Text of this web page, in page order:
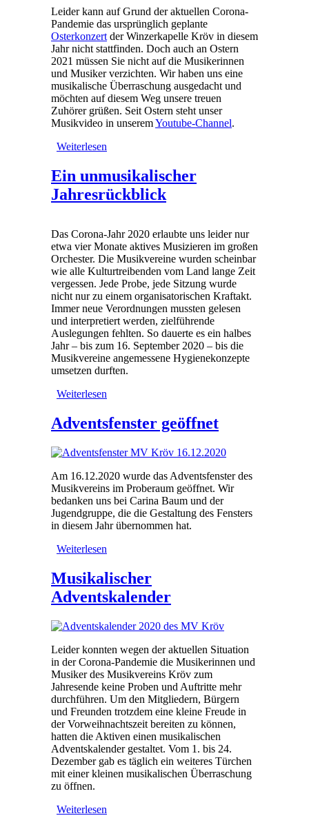
Leider kann auf Grund der aktuellen Corona-
Pandemie das ursprünglich geplante
Osterkonzert der Winzerkapelle Kröv in diesem
Jahr nicht stattfinden. Doch auch an Ostern
2021 müssen Sie nicht auf die Musikerinnen
und Musiker verzichten. Wir haben uns eine
musikalische Überraschung ausgedacht und
möchten auf diesem Weg unsere treuen
Zuhörer grüßen. Seit Ostern steht unser
Musikvideo in unseremYoutube-Channel.
Weiterlesen
Ein unmusikalischer
Jahresrückblick
Das Corona-Jahr 2020 erlaubte uns leider nur
etwa vier Monate aktives Musizieren im großen
Orchester. Die Musikvereine wurden scheinbar
wie alle Kulturtreibenden vom Land lange Zeit
vergessen. Jede Probe, jede Sitzung wurde
nicht nur zu einem organisatorischen Kraftakt.
Immer neue Verordnungen mussten gelesen
und interpretiert werden, zielführende
Auslegungen fehlten. So dauerte es ein halbes
Jahr – bis zum 16. September 2020 – bis die
Musikvereine angemessene Hygienekonzepte
umsetzen durften.
Weiterlesen
Adventsfenster geöffnet
Am 16.12.2020 wurde das Adventsfenster des
Musikvereins im Proberaum geöffnet. Wir
bedanken uns bei Carina Baum und der
Jugendgruppe, die die Gestaltung des Fensters
in diesem Jahr übernommen hat.
Weiterlesen
Musikalischer
Adventskalender
Leider konnten wegen der aktuellen Situation
in der Corona-Pandemie die Musikerinnen und
Musiker des Musikvereins Kröv zum
Jahresende keine Proben und Auftritte mehr
durchführen. Um den Mitgliedern, Bürgern
und Freunden trotzdem eine kleine Freude in
der Vorweihnachtszeit bereiten zu können,
hatten die Aktiven einen musikalischen
Adventskalender gestaltet. Vom 1. bis 24.
Dezember gab es täglich ein weiteres Türchen
mit einer kleinen musikalischen Überraschung
zu öffnen.
Weiterlesen